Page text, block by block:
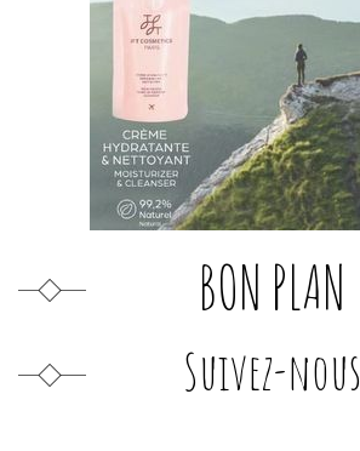
BON PLAN
Suivez-nous